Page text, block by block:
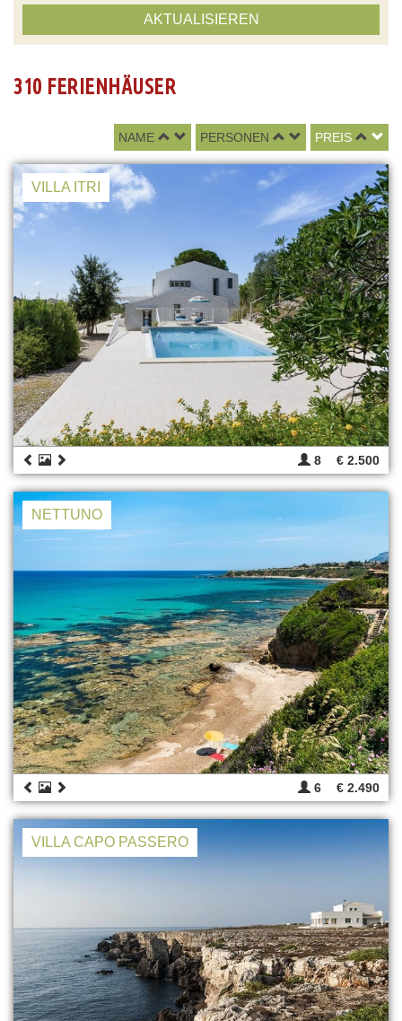
AKTUALISIEREN
310 FERIENHÄUSER
NAME PERSONEN PREIS
VILLA ITRI
8 € 2.500
NETTUNO
6 € 2.490
VILLA CAPO PASSERO